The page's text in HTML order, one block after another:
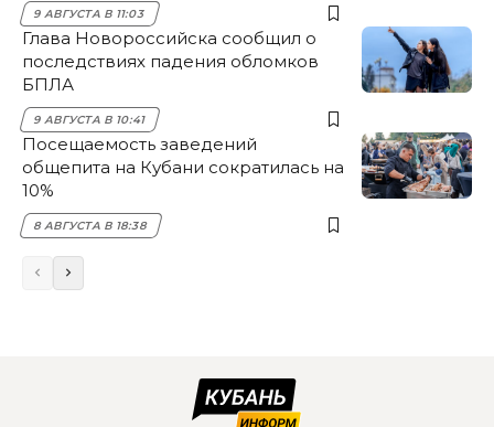
9 АВГУСТА В 11:03
Глава Новороссийска сообщил о
последствиях падения обломков
БПЛА
9 АВГУСТА В 10:41
Посещаемость заведений
общепита на Кубани сократилась на
10%
8 АВГУСТА В 18:38